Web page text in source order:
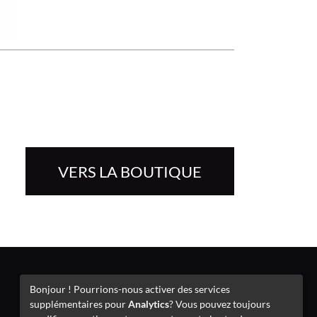
VERS LA BOUTIQUE
Mentions légales
Bonjour ! Pourrions-nous activer des services
supplémentaires pourAnalytics? Vous pouvez toujours